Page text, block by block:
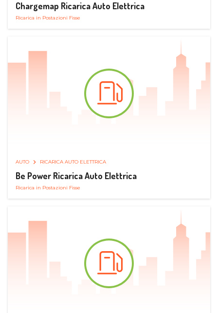
Chargemap Ricarica Auto Elettrica
Ricarica in Postazioni Fisse
AUTO RICARICA AUTO ELETTRICA
Be Power Ricarica Auto Elettrica
Ricarica in Postazioni Fisse